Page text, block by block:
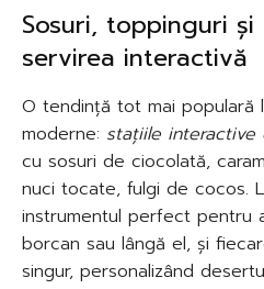
Sosuri, toppinguri
servirea interactivă
O tendință tot mai populară
moderne: stațiile
cu sosuri de ciocolată,
nuci tocate, fulgi de cocos.
instrumentul perfect pentru
borcan sau lângă el, și
singur, personalizând